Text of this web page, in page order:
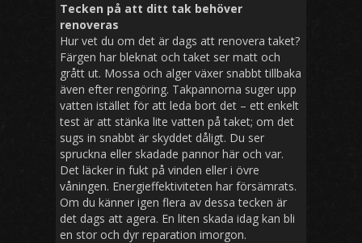
Tecken på att ditt tak behöver
renoveras
Hur vet du om det är dags att renovera taket?
Färgen har bleknat och taket ser matt och
grått ut. Mossa och alger växer snabbt tillbaka
även efter rengöring. Takpannorna suger upp
vatten istället för att leda bort det – ett enkelt
test är att stänka lite vatten på taket; om det
sugs in snabbt är skyddet dåligt. Du ser
spruckna eller skadade pannor här och var.
Det läcker in fukt på vinden eller i övre
våningen. Energieffektiviteten har försämrats.
Om du känner igen flera av dessa tecken är
det dags att agera. En liten skada idag kan bli
en stor och dyr reparation imorgon.